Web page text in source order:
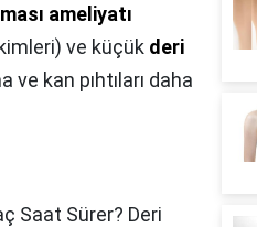
ameliyatı
ve küçük deri
ve kan pıhtıları daha
Saat Sürer? Deri